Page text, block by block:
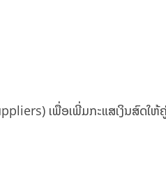
ເພື່ອເພີ່ມກະແສເງິນສົດໃຫ້ຄູ່ຄ້